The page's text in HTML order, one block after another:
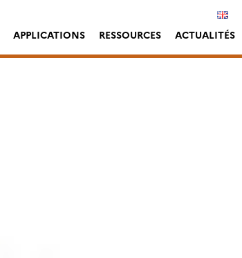
APPLICATIONS RESSOURCES ACTUALITÉS